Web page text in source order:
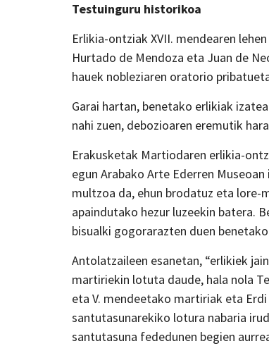
Testuinguru historikoa
Erlikia-ontziak XVII. mendearen
Hurtado de Mendoza eta Juan de
hauek nobleziaren oratorio
Garai hartan, benetako erlikiak
nahi zuen, debozioaren eremutik
Erakusketak Martiodaren erlikia-
egun Arabako Arte Ederren
multzoa da, ehun brodatuz eta lore-
apaindutako hezur luzeekin batera.
bisualki gogorarazten duen
Antolatzaileen esanetan, “erlikiek
martiriekin lotuta daude, hala nola
eta V. mendeetako martiriak eta
santutasunarekiko lotura nabaria
santutasuna fededunen begien